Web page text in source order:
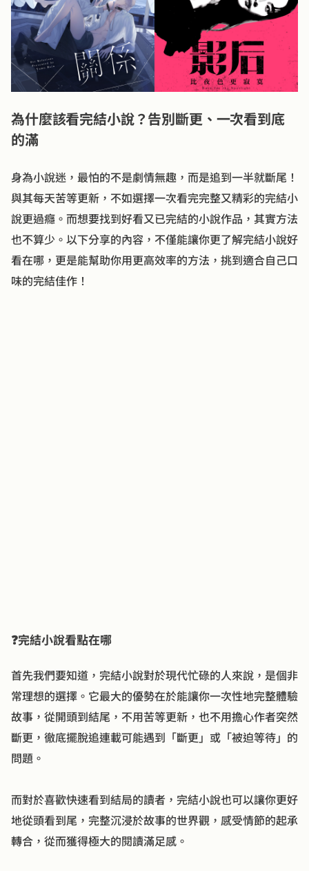
小說線上看推薦｜MOJOIN 熱門完結小說一站看齊！
・✅多元分類 × 書迷力推，完結小說線上看首選
為什麼該看完結小說？告別斷更、一次看到底
的滿
身為小說迷，最怕的不是劇情無趣，而是追到一半就斷尾！
與其每天苦等更新，不如選擇一次看完完整又精彩的完結小
說更過癮。而想要找到好看又已完結的小說作品，其實方法
也不算少。以下分享的內容，不僅能讓你更了解完結小說好
看在哪，更是能幫助你用更高效率的方法，挑到適合自己口
味的完結佳作！
❓完結小說看點在哪
首先我們要知道，完結小說對於現代忙碌的人來說，是個非
常理想的選擇。它最大的優勢在於能讓你一次性地完整體驗
故事，從開頭到結尾，不用苦等更新，也不用擔心作者突然
斷更，徹底擺脫追連載可能遇到「斷更」或「被迫等待」的
問題。
而對於喜歡快速看到結局的讀者，完結小說也可以讓你更好
地從頭看到尾，完整沉浸於故事的世界觀，感受情節的起承
轉合，從而獲得極大的閱讀滿足感。